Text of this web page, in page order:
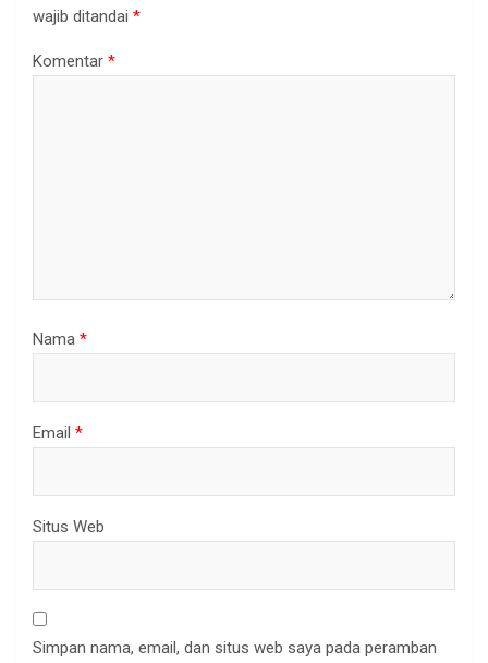
wajib ditandai *
Komentar *
Nama *
Email *
Situs Web
Simpan nama, email, dan situs web saya pada peramban